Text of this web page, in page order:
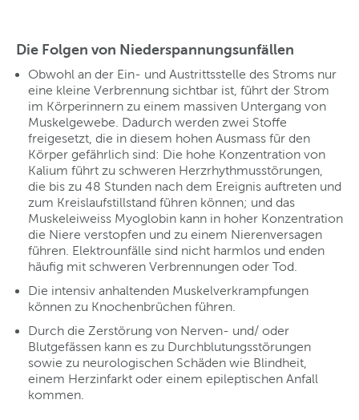
Die Folgen von Niederspannungsunfällen
Obwohl an der Ein- und Austrittsstelle des Stroms nur
eine kleine Verbrennung sichtbar ist, führt der Strom
im Körperinnern zu einem massiven Untergang von
Muskelgewebe. Dadurch werden zwei Stoffe
freigesetzt, die in diesem hohen Ausmass für den
Körper gefährlich sind: Die hohe Konzentration von
Kalium führt zu schweren Herzrhythmusstörungen,
die bis zu 48 Stunden nach dem Ereignis auftreten und
zum Kreislaufstillstand führen können; und das
Muskeleiweiss Myoglobin kann in hoher Konzentration
die Niere verstopfen und zu einem Nierenversagen
führen. Elektrounfälle sind nicht harmlos und enden
häufig mit schweren Verbrennungen oder Tod.
Die intensiv anhaltenden Muskelverkrampfungen
können zu Knochenbrüchen führen.
Durch die Zerstörung von Nerven- und/ oder
Blutgefässen kann es zu Durchblutungsstörungen
sowie zu neurologischen Schäden wie Blindheit,
einem Herzinfarkt oder einem epileptischen Anfall
kommen.